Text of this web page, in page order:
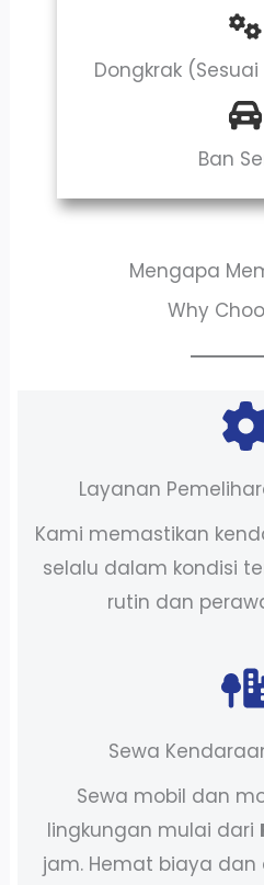
Dongkrak
Ban
Mengapa
Why
Layanan
Kami memastikan
selalu dalam kondisi
rutin dan
Sewa
Sewa mobil dan
lingkungan mulai dari
jam. Hemat biaya dan